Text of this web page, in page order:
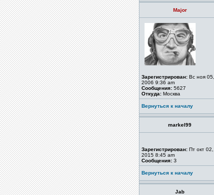
Major
Зарегистрирован: Вс ноя 05,
2006 9:36 am
Сообщения: 5627
Откуда: Москва
Вернуться к началу
markel99
Зарегистрирован: Пт окт 02,
2015 8:45 am
Сообщения: 3
Вернуться к началу
Jab